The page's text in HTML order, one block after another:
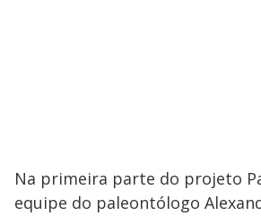
Na primeira parte do projeto
equipe do paleontólogo